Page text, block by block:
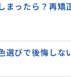
まったら？再矯
選びで後悔しな